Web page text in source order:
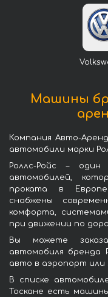
Машины
Компания Авто-
автомобили марки
Роллс-Ройс – один
автомобилей,
проката в
снабжены
комфорта,
при движении по
Вы можете
автомобиля бренда
авто в аэропорт или
В списке
Тоскане есть